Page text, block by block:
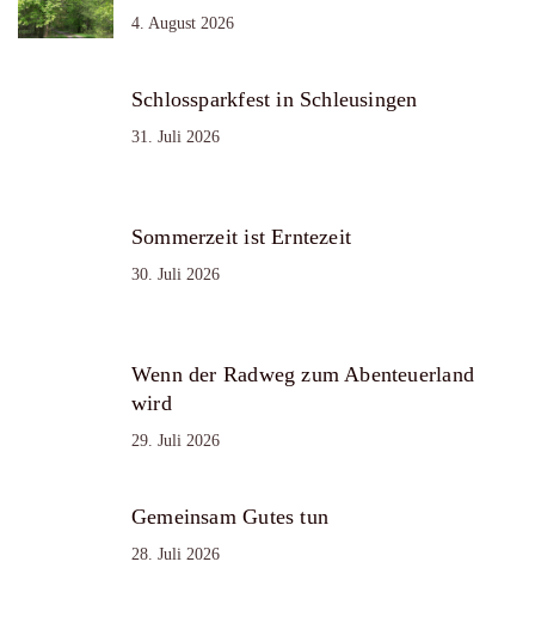
4. August 2026
Schlossparkfest in Schleusingen
31. Juli 2026
Sommerzeit ist Erntezeit
30. Juli 2026
Wenn der Radweg zum Abenteuerland
wird
29. Juli 2026
Gemeinsam Gutes tun
28. Juli 2026